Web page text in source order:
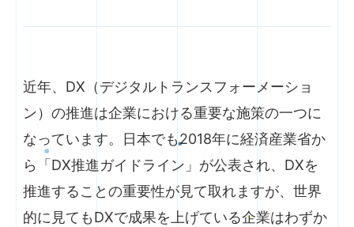
近年、DX（デジタルトランスフォーメーショ
ン）の推進は企業における重要な施策の一つに
なっています。日本でも2018年に経済産業省か
ら「DX推進ガイドライン」が公表され、DXを
推進することの重要性が見て取れますが、世界
的に見てもDXで成果を上げている企業はわずか